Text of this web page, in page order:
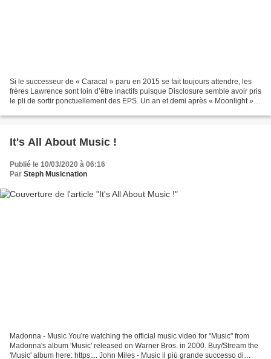
Si le successeur de « Caracal » paru en 2015 se fait toujours attendre, les
frères Lawrence sont loin d’être inactifs puisque Disclosure semble avoir pris
le pli de sortir ponctuellement des EPS. Un an et demi après « Moonlight »,
It's All About Music !
Publié le 10/03/2020 à 06:16
Par Steph Musicnation
Madonna - Music You're watching the official music video for "Music" from
Madonna's album 'Music' released on Warner Bros. in 2000. Buy/Stream the
'Music' album here: https:... John Miles - Music il più grande successo di